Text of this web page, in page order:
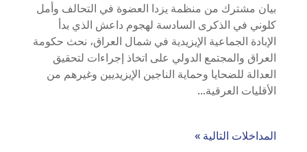
بيان مشترك من منظمة يزدا العضوة في التحالف وأمل
كلوني في الذكرى السادسة لهجوم داعش الذي بدأ
الإبادة الجماعية الإيزيدية في شمال العراق، نحث حكومة
العراق والمجتمع الدولي على اتخاذ إجراءات لتحقيق
العدالة للضحايا وحماية الناجين الإيزيديين وغيرهم من
الأقليات العرقية...
المداخلات التالية »